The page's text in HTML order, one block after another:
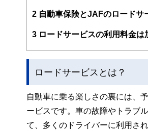
FinancialFieldの特徴は、フ
ー、公認会計士、社会保険
私たちは、快適でより良い
2 自動車保険とJAFのロードサ
3 ロードサービスの利用料金
ロードサービスとは？
自動車に乗る楽しさの裏には、
ービスです。車の故障やトラブ
て、多くのドライバーに利用され